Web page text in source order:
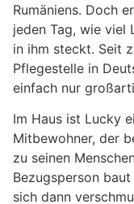
Rumäniens. Doch
jeden Tag, wie viel
in ihm steckt. Seit
Pflegestelle in
einfach nur
Im Haus ist Lucky
Mitbewohner, der
zu seinen
Bezugsperson
sich dann